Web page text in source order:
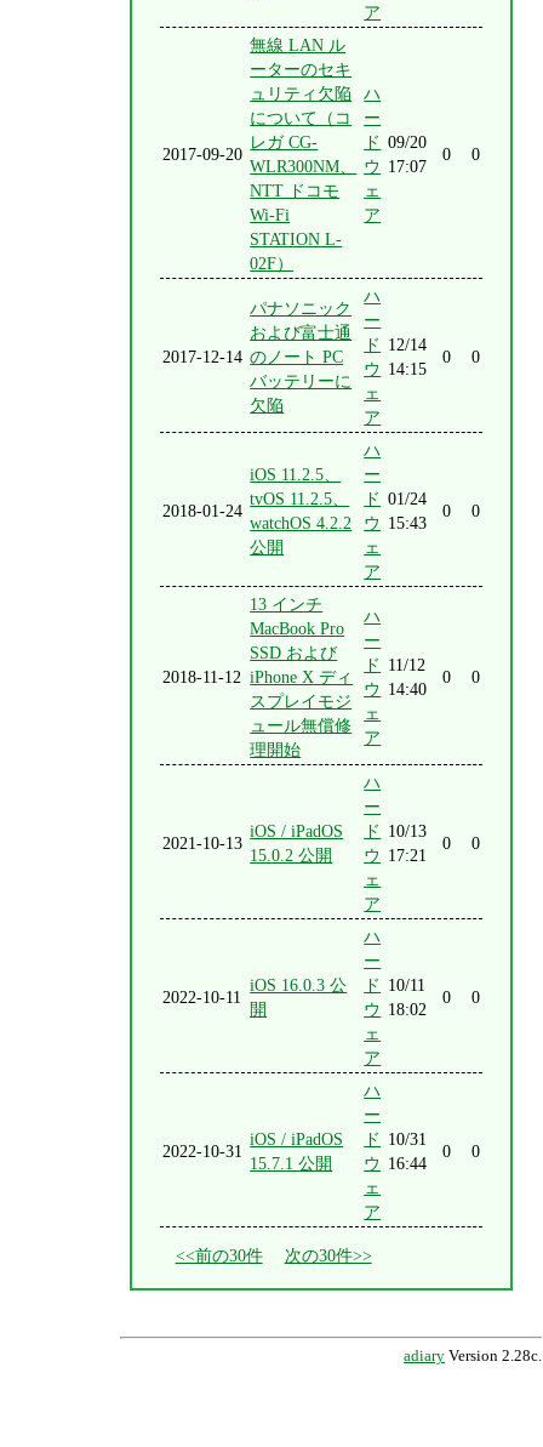
ア
2017-09-20
無線 LAN ル
ーターのセキ
ュリティ欠陥
について（コ
レガ CG-
WLR300NM、
NTT ドコモ
Wi-Fi
STATION L-
02F）
ハ
ー
ド
ウ
ェ
ア
09/20
17:07
0 0
2017-12-14
パナソニック
および富士通
のノート PC
バッテリーに
欠陥
ハ
ー
ド
ウ
ェ
ア
12/14
14:15
0 0
2018-01-24
iOS 11.2.5、
tvOS 11.2.5、
watchOS 4.2.2
公開
ハ
ー
ド
ウ
ェ
ア
01/24
15:43
0 0
2018-11-12
13 インチ
MacBook Pro
SSD および
iPhone X ディ
スプレイモジ
ュール無償修
理開始
ハ
ー
ド
ウ
ェ
ア
11/12
14:40
0 0
2021-10-13
iOS / iPadOS
15.0.2 公開
ハ
ー
ド
ウ
ェ
ア
10/13
17:21
0 0
2022-10-11
iOS 16.0.3 公
開
ハ
ー
ド
ウ
ェ
ア
10/11
18:02
0 0
2022-10-31
iOS / iPadOS
15.7.1 公開
ハ
ー
ド
ウ
ェ
ア
10/31
16:44
0 0
<<前の30件 次の30件>>
adiary Version 2.28c.